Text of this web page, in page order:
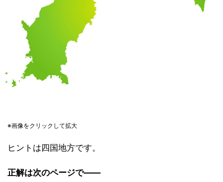
※画像をクリックして拡大
ヒントは四国地方です。
正解は次のページで――